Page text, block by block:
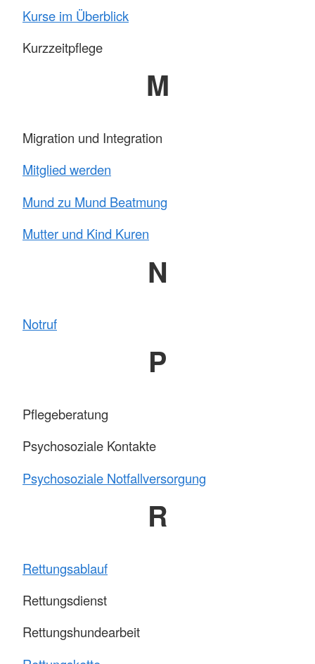
Kurse im Überblick
Kurzzeitpflege
M
Migration und Integration
Mitglied werden
Mund zu Mund Beatmung
Mutter und Kind Kuren
N
Notruf
P
Pflegeberatung
Psychosoziale Kontakte
Psychosoziale Notfallversorgung
R
Rettungsablauf
Rettungsdienst
Rettungshundearbeit